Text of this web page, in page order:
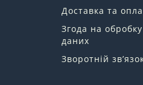
Доставка та
Згода на
даних
Зворотній